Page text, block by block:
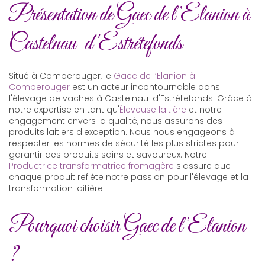
Présentation de Gaec de l’Elanion à
Castelnau-d'Estrétefonds
Situé à Comberouger, le Gaec de l’Elanion à
Comberouger est un acteur incontournable dans
l'élevage de vaches à Castelnau-d'Estrétefonds. Grâce à
notre expertise en tant qu'Éleveuse laitière et notre
engagement envers la qualité, nous assurons des
produits laitiers d'exception. Nous nous engageons à
respecter les normes de sécurité les plus strictes pour
garantir des produits sains et savoureux. Notre
Productrice transformatrice fromagère s'assure que
chaque produit reflète notre passion pour l'élevage et la
transformation laitière.
Pourquoi choisir Gaec de l’Elanion
?